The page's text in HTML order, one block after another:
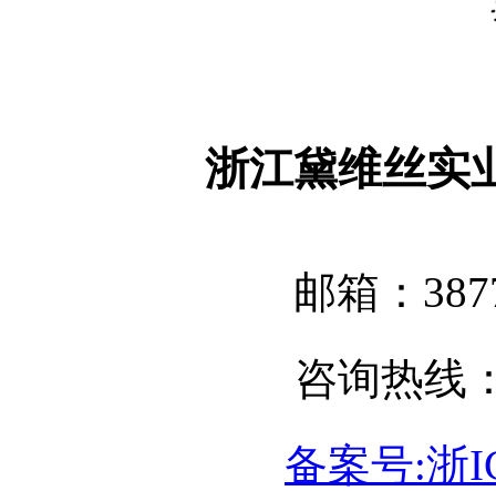
浙江黛维丝实
邮箱：
咨询热线
备案号:浙